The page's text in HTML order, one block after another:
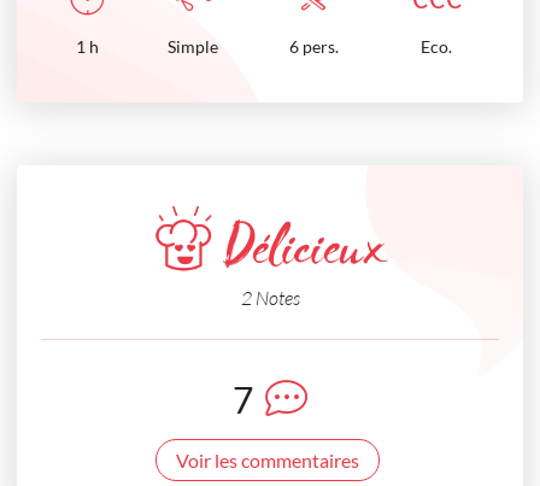
1 h Simple 6 pers. Eco.
Délicieux
2 Notes
7
Voir les commentaires